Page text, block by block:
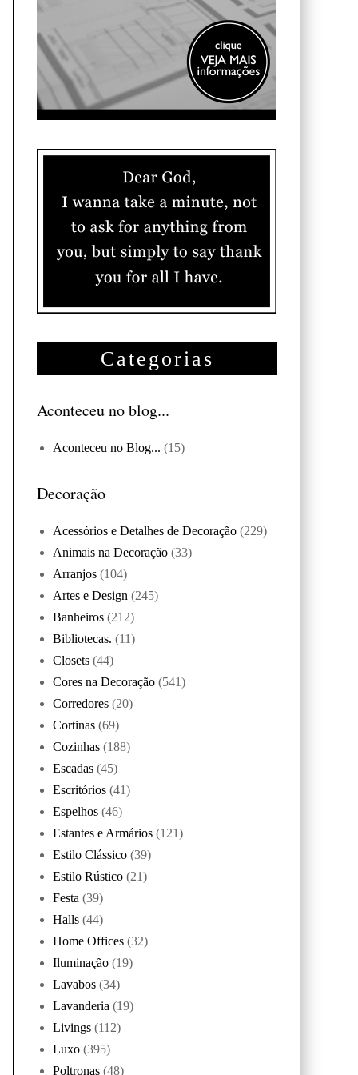
Categorias
Aconteceu no blog...
Aconteceu no Blog... (15)
Decoração
Acessórios e Detalhes de Decoração (229)
Animais na Decoração (33)
Arranjos (104)
Artes e Design (245)
Banheiros (212)
Bibliotecas. (11)
Closets (44)
Cores na Decoração (541)
Corredores (20)
Cortinas (69)
Cozinhas (188)
Escadas (45)
Escritórios (41)
Espelhos (46)
Estantes e Armários (121)
Estilo Clássico (39)
Estilo Rústico (21)
Festa (39)
Halls (44)
Home Offices (32)
Iluminação (19)
Lavabos (34)
Lavanderia (19)
Livings (112)
Luxo (395)
Poltronas (48)